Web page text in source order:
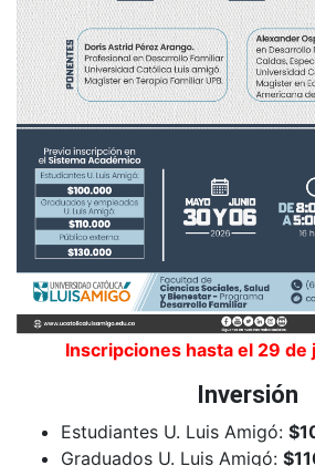
Inscripciones hasta el 29 de
Inversión
Estudiantes U. Luis Amigó:
Graduados U. Luis Amigó: